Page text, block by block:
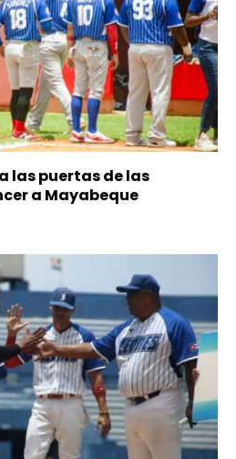
las puertas de las
a Mayabeque